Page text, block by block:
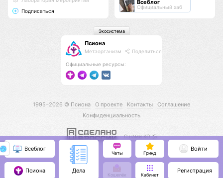
Подписаться
Всеблог
Официальный хаб
Псиона
Метаорганизм Поделиться
Официальные ресурсы:
Экосистема
1995–2026 © Псиона О проекте Контакты
Соглашение
Конфиденциальность
С нами КО 🕉️
Всеблог
Псиона Дела
Чаты Гринд
Кошелёк Кабинет
Войти
Регистрация